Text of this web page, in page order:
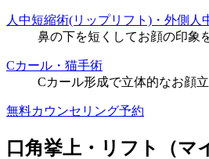
人中短縮術(リップリフト)・外側人
鼻の下を短くしてお顔の印象
Cカール・猫手術
Cカール形成で立体的なお顔
無料カウンセリング予約
口角挙上・リフト
（マ